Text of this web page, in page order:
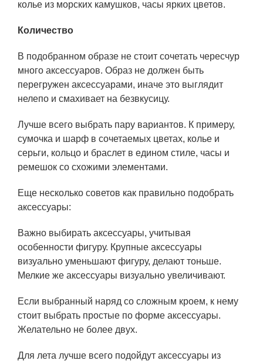
колье из морских камушков, часы ярких цветов.
Количество
В подобранном образе не стоит сочетать чересчур
много аксессуаров. Образ не должен быть
перегружен аксессуарами, иначе это выглядит
нелепо и смахивает на безвкусицу.
Лучше всего выбрать пару вариантов. К примеру,
сумочка и шарф в сочетаемых цветах, колье и
серьги, кольцо и браслет в едином стиле, часы и
ремешок со схожими элементами.
Еще несколько советов как правильно подобрать
аксессуары:
Важно выбирать аксессуары, учитывая
особенности фигуру. Крупные аксессуары
визуально уменьшают фигуру, делают тоньше.
Мелкие же аксессуары визуально увеличивают.
Если выбранный наряд со сложным кроем, к нему
стоит выбрать простые по форме аксессуары.
Желательно не более двух.
Для лета лучше всего подойдут аксессуары из